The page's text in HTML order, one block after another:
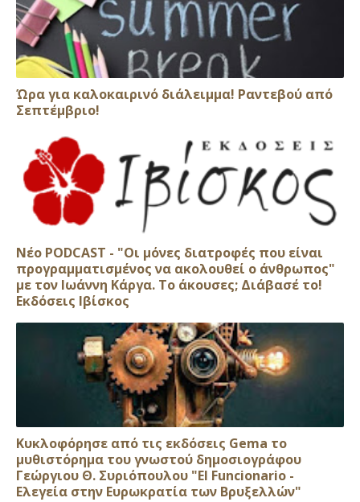
Ώρα για καλοκαιρινό διάλειμμα! Ραντεβού από
Σεπτέμβριο!
Νέο PODCAST - "Οι μόνες διατροφές που είναι
προγραμματισμένος να ακολουθεί ο άνθρωπος"
με τον Ιωάννη Κάργα. Το άκουσες; Διάβασέ το!
Εκδόσεις Ιβίσκος
Κυκλοφόρησε από τις εκδόσεις Gema το
μυθιστόρημα του γνωστού δημοσιογράφου
Γεώργιου Θ. Συριόπουλου "El Funcionario -
Ελεγεία στην Ευρωκρατία των Βρυξελλών"